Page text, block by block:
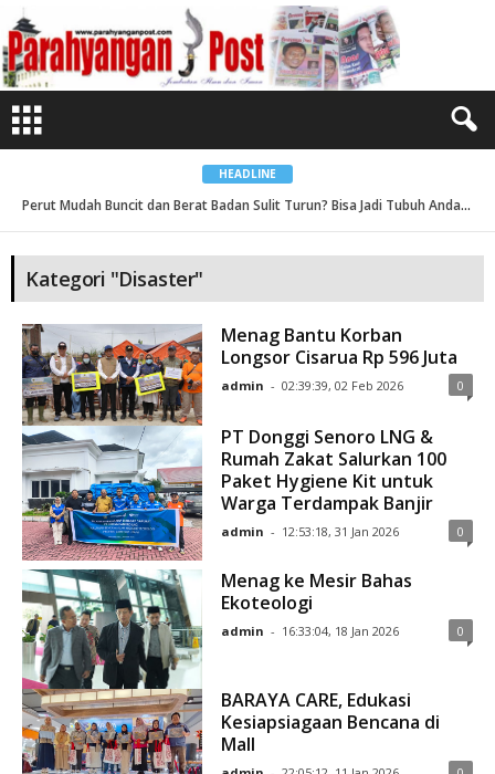
r
t
a
i
HEADLINE
Perut Mudah Buncit dan Berat Badan Sulit Turun? Bisa Jadi Tubuh Anda Kekurangan Serat ...
Kategori "Disaster"
Menag Bantu Korban
Longsor Cisarua Rp 596 Juta
admin - 02:39:39, 02 Feb 2026 0
PT Donggi Senoro LNG &
Rumah Zakat Salurkan 100
Paket Hygiene Kit untuk
Warga Terdampak Banjir
admin - 12:53:18, 31 Jan 2026 0
Menag ke Mesir Bahas
Ekoteologi
admin - 16:33:04, 18 Jan 2026 0
BARAYA CARE, Edukasi
Kesiapsiagaan Bencana di
Mall